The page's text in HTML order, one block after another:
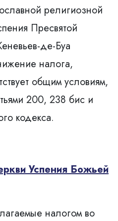
религиозной
Пресвятой
де-Буа
налога,
общим условиям,
200, 238 бис и
кодекса.
Успения Божьей
налогом во